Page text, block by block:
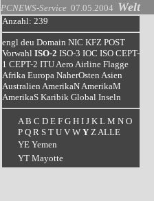
PCNEWS-Service 07.05.2004 Welt
Anzahl: 239
engl deu Domain NIC KFZ POST
Vorwahl ISO-2 ISO-3 IOC ISO CEPT-
1 CEPT-2 ITUAero Airline Flagge
Afrika Europa NaherOsten Asien
Australien AmerikaNAmerikaM
AmerikaS Karibik Global Inseln
A B C D E F G H I J K L M N O
P Q R S T U V W Y Z ALLE
YE Yemen
YT Mayotte